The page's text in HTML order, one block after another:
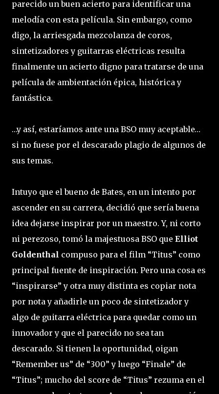
parecido un buen acierto para identificar una
melodía con esta película. Sin embargo, como
digo, la arriesgada mezcolanza de coros,
sintetizadores y guitarras eléctricas resulta
finalmente un acierto digno para tratarse de una
película de ambientación épica, histórica y
fantástica.
…y así, estaríamos ante una BSO muy aceptable…
si no fuese por el descarado plagio de algunos de
sus temas.
Intuyo que el bueno de Bates, en un intento por
ascender en su carrera, decidió que sería buena
idea dejarse inspirar por un maestro. Y, ni corto
ni perezoso, tomó la majestuosa BSO que Elliot
Goldenthal compuso para el film “Titus” como
principal fuente de inspiración. Pero una cosa es
“inspirarse” y otra muy distinta es copiar nota
por nota y añadirle un poco de sintetizador y
algo de guitarra eléctrica para quedar como un
innovador y que el parecido no sea tan
descarado. Si tienen la oportunidad, oigan
“Remember us” de “300” y luego “Finale” de
“Titus”; mucho del score de “Titus” rezuma en el